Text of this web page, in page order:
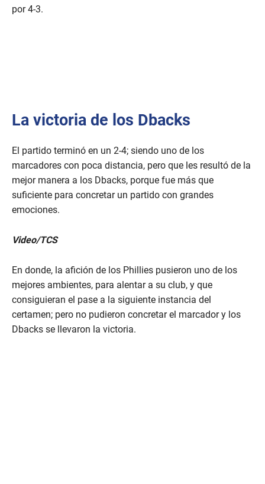
por 4-3.
La victoria de los Dbacks
El partido terminó en un 2-4; siendo uno de los
marcadores con poca distancia, pero que les resultó de la
mejor manera a los Dbacks, porque fue más que
suficiente para concretar un partido con grandes
emociones.
Video/TCS
En donde, la afición de los Phillies pusieron uno de los
mejores ambientes, para alentar a su club, y que
consiguieran el pase a la siguiente instancia del
certamen; pero no pudieron concretar el marcador y los
Dbacks se llevaron la victoria.